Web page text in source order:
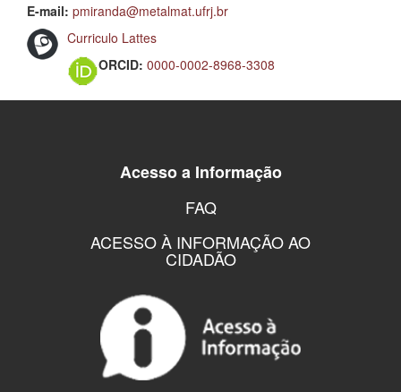
E-mail: pmiranda@metalmat.ufrj.br
Curriculo Lattes
ORCID: 0000-0002-8968-3308
Acesso a Informação
FAQ
ACESSO À INFORMAÇÃO AO
CIDADÃO